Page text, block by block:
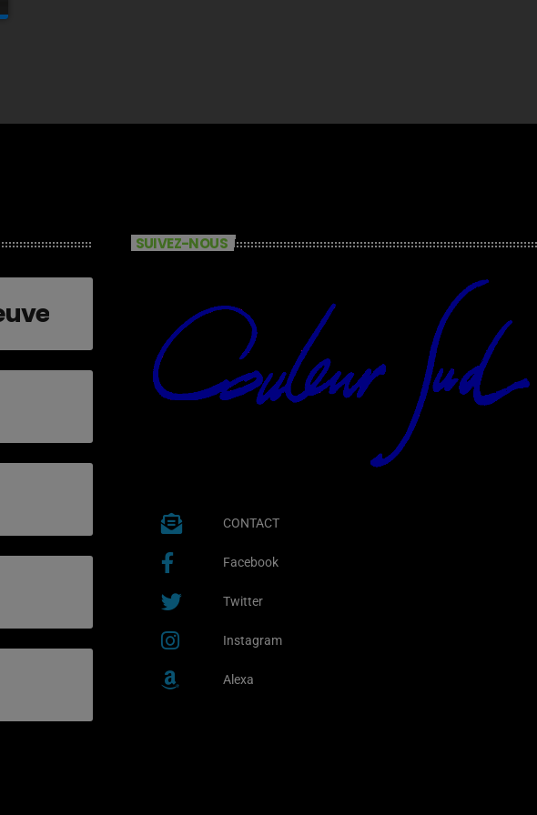
SUIVEZ-NOUS
CONTACT
Facebook
Twitter
Instagram
Alexa